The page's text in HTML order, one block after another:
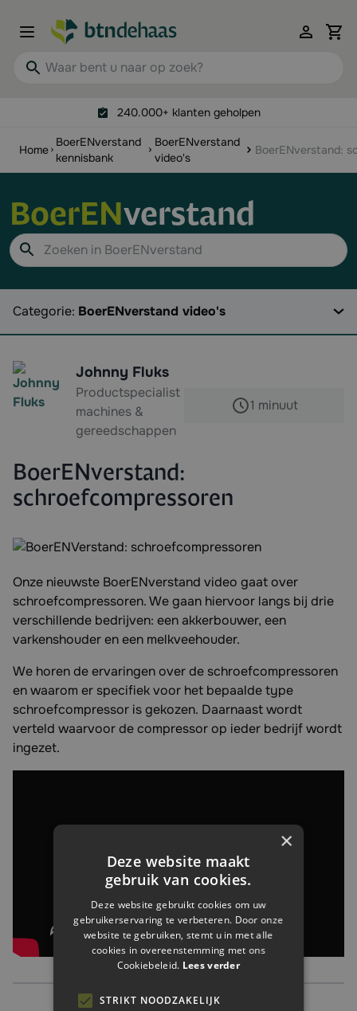
Waar bent u naar op zoek?
240.000+ klanten geholpen
BoerENverstand
Zoek
Home
BoerENverstand
kennisbank
BoerENverstand
video's
BoerENverstand:
Johnny Fluks
Productspecialist
machines &
gereedschappen
1 minuut
BoerENverstand:
schroefcompressoren
Onze nieuwste BoerENverstand video gaat over
schroefcompressoren. We gaan hiervoor langs bij drie
verschillende bedrijven: een akkerbouwer, een
varkenshouder en een melkveehouder.
We horen de ervaringen over de schroefcompressoren
en waarom er specifiek voor het bepaalde type
schroefcompressor is gekozen. Daarnaast wordt
verteld waarvoor de compressor op ieder bedrijf wordt
ingezet.
Categorie BoerENverstand video's
×
Deze website maakt
gebruik van cookies.
Deze website gebruikt cookies om uw
gebruikerservaring te verbeteren. Door onze
website te gebruiken, stemt u in met alle
cookies in overeenstemming met ons
Cookiebeleid. Lees verder
STRIKT NOODZAKELIJK